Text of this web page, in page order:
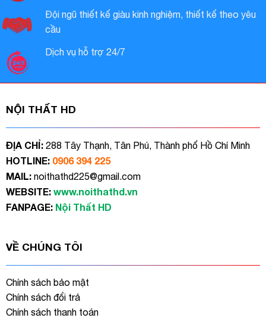
Đội ngũ thiết kế giàu kinh nghiệm, thiết kế theo yêu
cầu
Dịch vụ hỗ trợ 24/7
NỘI THẤT HD
ĐỊA CHỈ:288 Tây Thạnh, Tân Phú, Thành phố Hồ Chí Minh
HOTLINE: 0906 394 225
MAIL:noithathd225@gmail.com
WEBSITE: www.noithathd.vn
FANPAGE: Nội Thất HD
VỀ CHÚNG TÔI
Chính sách bảo mật
Chính sách đổi trả
Chính sách thanh toán